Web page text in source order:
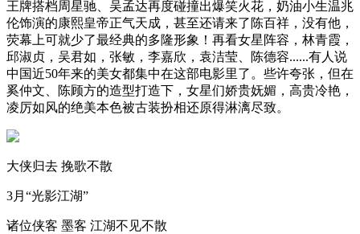
王牌搭档周星驰、吴孟达再度碰撞出爆笑火花，奶油小生温兆
伦饰演的康熙皇帝正气天成，甚至还请来了陈百祥，没有他，
荧幕上可就少了最经典的多隆形象！再看女星阵容，林青霞，
邱淑贞，吴君如，张敏，李嘉欣，袁洁莹、陈德容......有人说
中国近50年来的美女都集中在这部电影里了。些许夸张，但在
奚仲文、陈顾方的造型打造下，女星们娇贵妩媚，高贵冷艳，
凌厉如风的绝美本色被古装扮相还原得淋漓尽致。
大侠归去 挽歌不散
3月“光影江湖”
诸位侠客 墨客 江湖不见不散